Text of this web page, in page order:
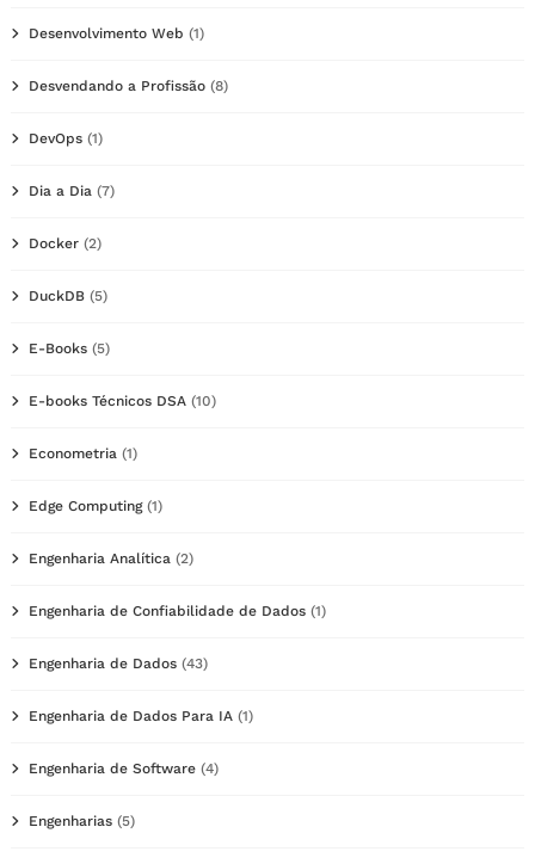
Desenvolvimento Web (1)
Desvendando a Profissão (8)
DevOps (1)
Dia a Dia (7)
Docker (2)
DuckDB (5)
E-Books (5)
E-books Técnicos DSA (10)
Econometria (1)
Edge Computing(1)
Engenharia Analítica (2)
Engenharia de Confiabilidade de Dados (1)
Engenharia de Dados (43)
Engenharia de Dados Para IA (1)
Engenharia de Software (4)
Engenharias (5)